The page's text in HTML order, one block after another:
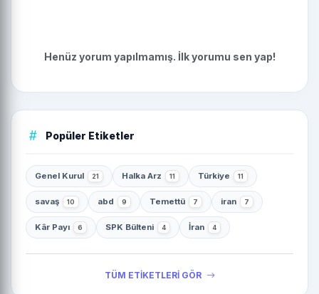
Henüz yorum yapılmamış. İlk yorumu sen yap!
Popüler Etiketler
Genel Kurul 21 Halka Arz 11 Türkiye 11
savaş 10 abd 9 Temettü 7 iran 7
Kâr Payı 6 SPK Bülteni 4 İran 4
TÜM ETİKETLERİ GÖR